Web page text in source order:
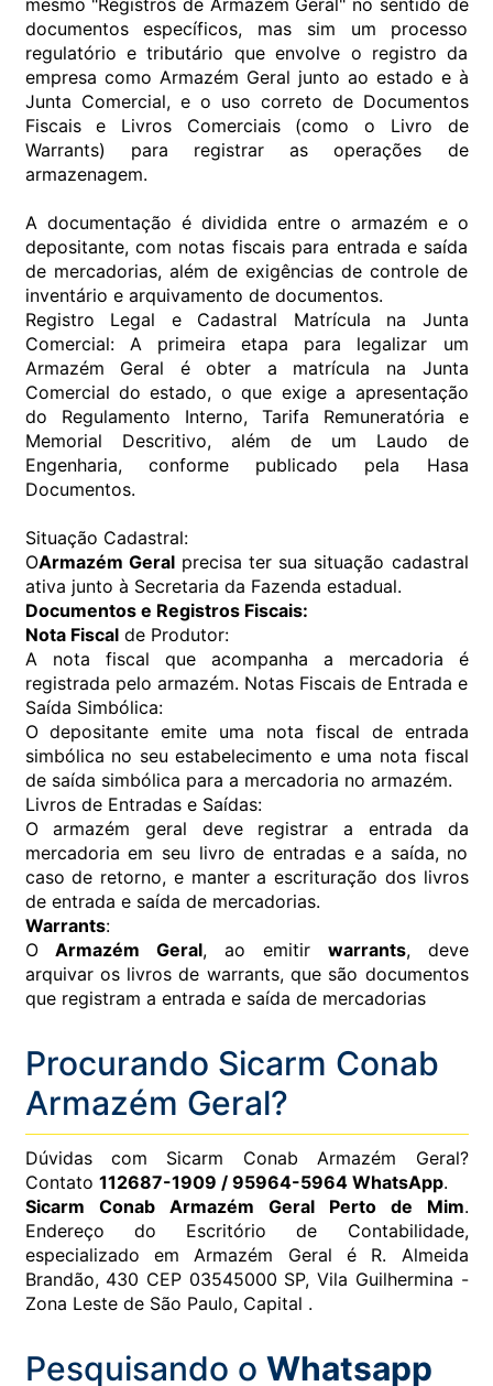
mesmo "Registros de Armazém Geral" no sentido de
documentos específicos, mas sim um processo
regulatório e tributário que envolve o registro da
empresa como Armazém Geral junto ao estado e à
Junta Comercial, e o uso correto de Documentos
Fiscais e Livros Comerciais (como o Livro de
Warrants) para registrar as operações de
armazenagem.
A documentação é dividida entre o armazém e o
depositante, com notas fiscais para entrada e saída
de mercadorias, além de exigências de controle de
inventário e arquivamento de documentos.
Registro Legal e Cadastral Matrícula na Junta
Comercial: A primeira etapa para legalizar um
Armazém Geral é obter a matrícula na Junta
Comercial do estado, o que exige a apresentação
do Regulamento Interno, Tarifa Remuneratória e
Memorial Descritivo, além de um Laudo de
Engenharia, conforme publicado pela Hasa
Documentos.
Situação Cadastral:
OArmazém Geralprecisa ter sua situação cadastral
ativa junto à Secretaria da Fazenda estadual.
Documentos e Registros Fiscais:
Nota Fiscalde Produtor:
A nota fiscal que acompanha a mercadoria é
registrada pelo armazém. Notas Fiscais de Entrada e
Saída Simbólica:
O depositante emite uma nota fiscal de entrada
simbólica no seu estabelecimento e uma nota fiscal
de saída simbólica para a mercadoria no armazém.
Livros de Entradas e Saídas:
O armazém geral deve registrar a entrada da
mercadoria em seu livro de entradas e a saída, no
caso de retorno, e manter a escrituração dos livros
de entrada e saída de mercadorias.
Warrants:
OArmazém Geral, ao emitir warrants, deve
arquivar os livros de warrants, que são documentos
que registram a entrada e saída de mercadorias
Procurando Sicarm Conab
Armazém Geral?
Dúvidas com Sicarm Conab Armazém Geral?
Contato 112687-1909 / 95964-5964 WhatsApp.
Sicarm Conab Armazém Geral Perto de Mim.
Endereço do Escritório de Contabilidade,
especializado em Armazém Geral é R. Almeida
Brandão, 430 CEP 03545000 SP, Vila Guilhermina -
Zona Leste de São Paulo, Capital .
Pesquisando o Whatsapp